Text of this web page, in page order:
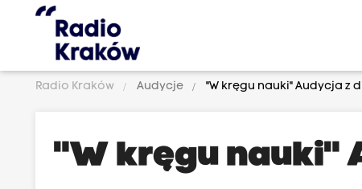
Radio Kraków Audycje "W kręgu nauki" Audycja z
"W kręgu nauki"